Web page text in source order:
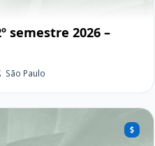
semestre 2026 –
São Paulo